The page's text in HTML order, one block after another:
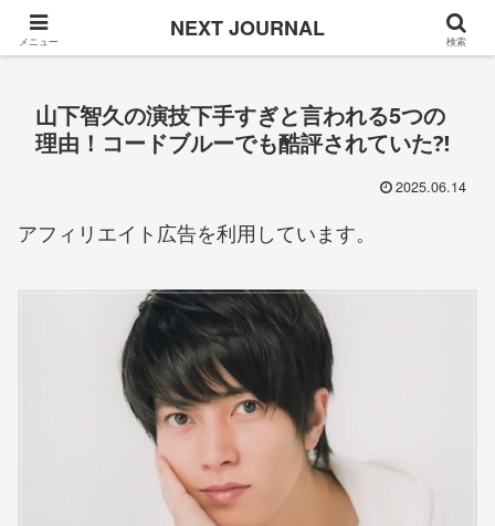
Once in a while
山下智久の演技下手すぎと言われる5つの
理由！コードブルーでも酷評されていた⁈
2025.06.14
アフィリエイト広告を利用しています。
メニュー NEXT JOURNAL 検索